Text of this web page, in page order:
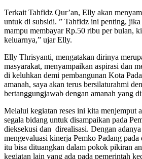
Terkait Tahfidz Qur’an, Elly akan
untuk di subsidi. ” Tahfidz ini penting, jika
mampu membayar Rp.50 ribu per bulan,
keluarnya,” ujar Elly.
Elly Thrisyanti, mengatakan dirinya
masyarakat, menyampaikan aspirasi dan
di keluhkan demi pembangunan Kota
amanah, saya akan terus bersilaturahmi
bertanggungjawab dengan amanah yang
Melalui kegiatan reses ini kita menjemput
segala bidang untuk disampaikan pada
dieksekusi dan direalisasi. Dengan adanya
mengevaluasi kinerja Pemko Padang
itu bisa dituangkan dalam pokok pikiran
kegiatan lain yang ada pada pemerintah